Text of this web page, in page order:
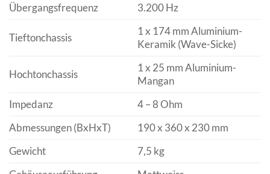
Übergangsfrequenz
3.200 Hz
Tieftonchassis
1 x 174 mm Aluminium-
Keramik (Wave-Sicke)
Hochtonchassis
1 x 25 mm Aluminium-
Mangan
Impedanz
4 – 8 Ohm
Abmessungen (BxHxT)
190 x 360 x 230 mm
Gewicht
7,5 kg